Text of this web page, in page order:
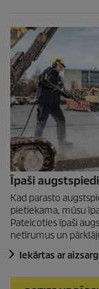
Īpaši
Kad parasto
pietiekama, mūsu
Pateicoties īpaši
netīrumus un
Iekārtas ar